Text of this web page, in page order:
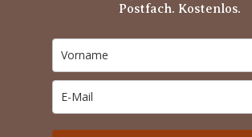
Postfach. Kostenlos.